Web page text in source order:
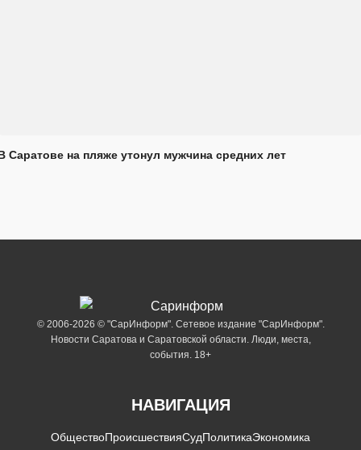
Саратове на пляже утонул мужчина средних лет
© 2006-2026 © "СарИнформ". Сетевое издание "СарИнформ".
Новости Саратова и Саратовской области. Люди, места,
события. 18+
НАВИГАЦИЯ
ОбществоПроисшествияСудПолитикаЭкономика